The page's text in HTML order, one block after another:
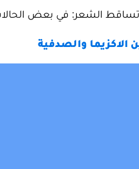
وتساقط الشعر: في بعض
الاكزيما والصدفية